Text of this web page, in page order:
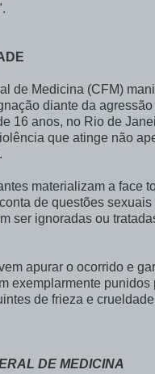
de Medicina (CFM)
diante da
16 anos, no Rio de
que atinge não
materializam a face
de questões sexuais
ser ignoradas ou
apurar o ocorrido e
exemplarmente punidos
de frieza e
DE MEDICINA​